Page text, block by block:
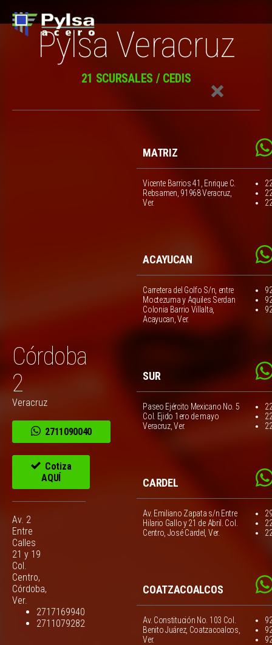
Pylsa Veracruz
21 SCURSALES / CEDIS
Córdoba
2
Veracruz
2711090040
Cotiza
AQUÍ
Av. 2
Entre
Calles
21 y 19
Col.
Centro,
Córdoba,
Ver.
2717169940
2711079282
MATRIZ
Vicente Barrios 41, Enrique C.
Rebsamen, 91968 Veracruz,
Ver.
ACAYUCAN
Carretera del Golfo S/n, entre
Moctezuma y Aquiles Serdan
Colonia Barrio Villalta,
Acayucan, Ver.
SUR
Paseo Ejército Mexicano No. 5
Col. Ejido 1ero de mayo
Veracruz, Ver.
CARDEL
Av. Emiliano Zapata s/n Entre
Hilario Gallo y 21 de Abril. Col.
Centro, José Cardel, Ver.
COATZACOALCOS
Av. Constitución No. 103 Col.
Benito Juárez, Coatzacoalcos,
Ver.